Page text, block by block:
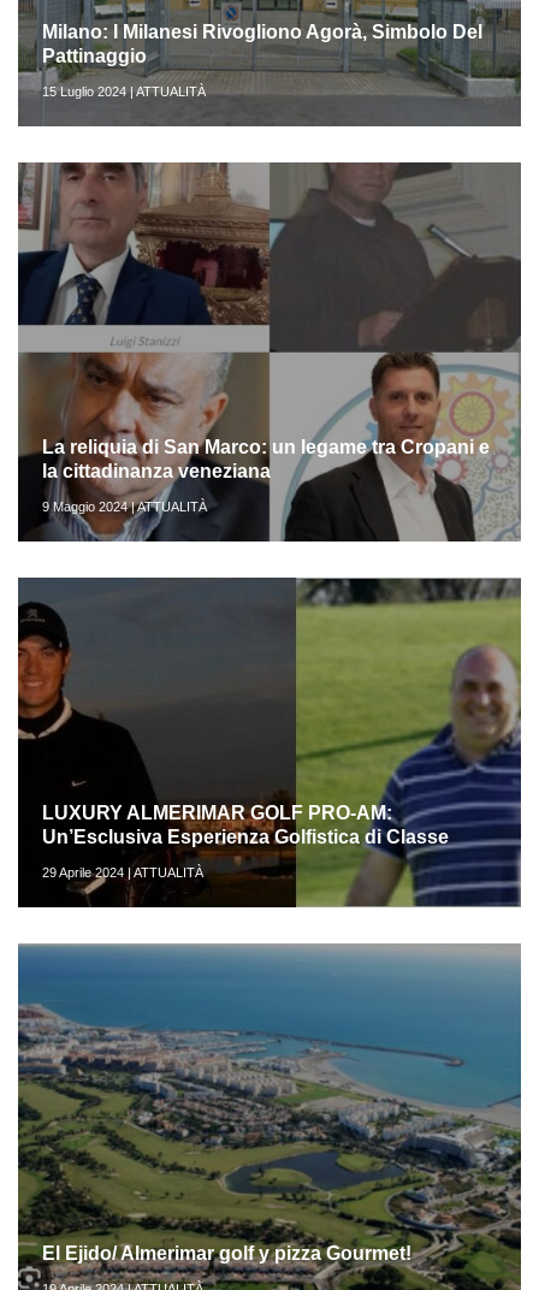
Milano: I Milanesi Rivogliono Agorà, Simbolo Del
Pattinaggio
15 Luglio 2024 | ATTUALITÀ
La reliquia di San Marco: un legame tra Cropani e
la cittadinanza veneziana
9 Maggio 2024 | ATTUALITÀ
LUXURY ALMERIMAR GOLF PRO-AM:
Un’Esclusiva Esperienza Golfistica di Classe
29 Aprile 2024 | ATTUALITÀ
El Ejido/ Almerimar golf y pizza Gourmet!